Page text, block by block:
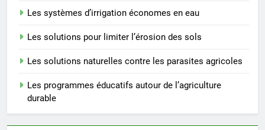
Les systèmes d’irrigation économes en eau
Les solutions pour limiter l’érosion des sols
Les solutions naturelles contre les parasites agricoles
Les programmes éducatifs autour de l’agriculture
durable